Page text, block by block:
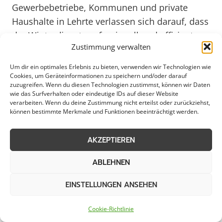
Zustimmung verwalten
Um dir ein optimales Erlebnis zu bieten, verwenden wir Technologien wie
Cookies, um Geräteinformationen zu speichern und/oder darauf
zuzugreifen. Wenn du diesen Technologien zustimmst, können wir Daten
wie das Surfverhalten oder eindeutige IDs auf dieser Website
verarbeiten. Wenn du deine Zustimmung nicht erteilst oder zurückziehst,
können bestimmte Merkmale und Funktionen beeinträchtigt werden.
AKZEPTIEREN
ABLEHNEN
EINSTELLUNGEN ANSEHEN
Cookie-Richtlinie
Gewerbebetriebe, Kommunen und private
Haushalte in Lehrte verlassen sich darauf, dass
der Winterdienst professionell und effizient
durchgeführt wird. Durch den Einsatz
moderner Technologien und geschulter
Mitarbeiter kann die Region auch in
winterlichen Bedingungen reibungslos
funktionieren.
Die Bedeutung eines gut organisierten
Winterdienstes in Lehrte wird besonders
deutlich, wenn Schnee und Eis die Straßen
regelmäßige Kontrolle der Verkehrswege sind
unerlässlich, um Unfälle und Behinderungen